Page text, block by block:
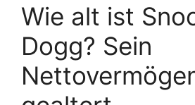
Wie alt ist
Dogg? Sein